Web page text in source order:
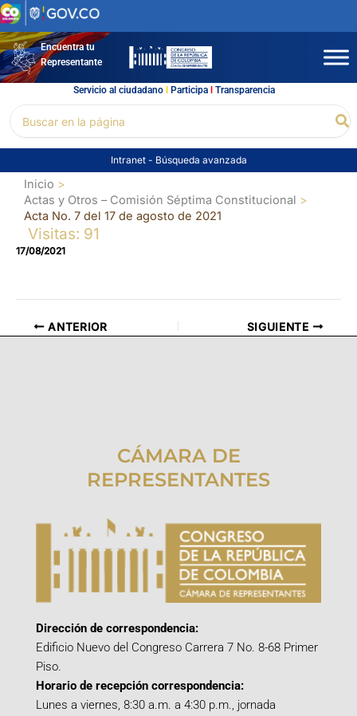
Ir
al
contenidoEncuentra tu
Representante
Servicio al ciudadano l Participal Transparencia
por:
Intranet - Búsqueda avanzada
Inicio
Actas y Otros – Comisión Séptima Constitucional
Acta No. 7 del 17 de agosto de 2021
Visitas: 91
17/08/2021
ANTERIOR SIGUIENTE
CÁMARA DE
REPRESENTANTES
Dirección de correspondencia:
Edificio Nuevo del Congreso Carrera 7 No. 8-68 Primer
Piso.
Horario de recepción correspondencia:
Lunes a viernes, 8:30 a.m. a 4:30 p.m., jornada